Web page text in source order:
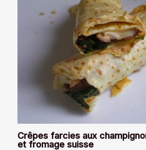
Crêpes farcies aux
et fromage suisse